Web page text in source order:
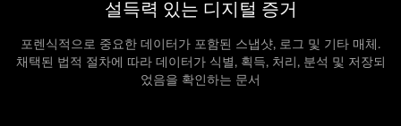
설득력 있는 디지털 증거
포렌식적으로 중요한 데이터가 포함된 스냅샷, 로그 및 기타 매체.
채택된 법적 절차에 따라 데이터가 식별, 획득, 처리, 분석 및 저장되
었음을 확인하는 문서